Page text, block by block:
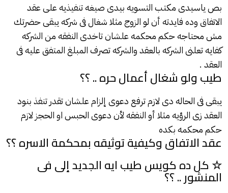
بص ياسيدى مكتب التسويه بيدى صيغه تنفيذيه على عقد
الاتفاق وده فايدته أن لو الزوج مثلا شغال فى شركه يبقى حضرتك
مش محتاجه حكم محكمه علشان تاخدى النفقه من الشركه
كفايه تعلنى الشركهبالعقدوالشركه تصرف المبلغ المتفق عليه فى
العقد .
طيب ولو شغال أعمال حره .. ؟؟
يبقى فى الحاله دى لازم ترفع دعوى إلزام علشان تقدر تنفذ بنود
العقدزى الرؤيه مثلا أو النفقه لأن دعوى الحبس او الحجز لازم
حكم محكمه بكده
عقد الاتفاق وكيفية توثيقه بمحكمة الاسره ؟؟
☆ كل ده كويس طيب ايه الجديد إلى فى
المنشور .. ؟؟